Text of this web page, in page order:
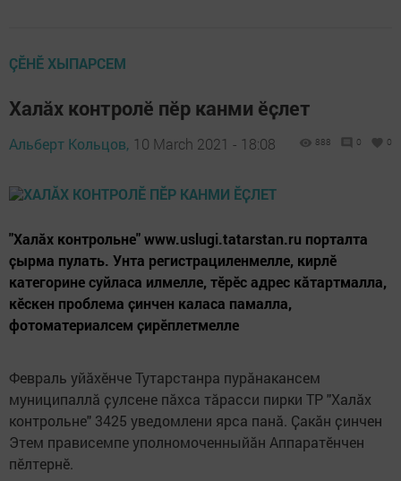
ÇӖНӖ ХЫПАРСЕМ
Халӑх контролӗ пӗр канми ӗҫлет
Альберт Кольцов, 10 March 2021 - 18:08 888 0 0
"Халӑх контрольне" www.uslugi.tatarstan.ru порталта
ҫырма пулать. Унта регистрациленмелле, кирлӗ
категорине суйласа илмелле, тӗрӗс адрес кӑтартмалла,
кӗскен проблема ҫинчен каласа памалла,
фотоматериалсем ҫирӗплетмелле
Февраль уйӑхӗнче Тутарстанра пурӑнакансем
муниципаллӑ ҫулсене пӑхса тӑрасси пирки ТР "Халӑх
контрольне" 3425 уведомлени ярса панӑ. Ҫакӑн ҫинчен
Этем прависемпе уполномоченныйӑн Аппаратӗнчен
пӗлтернӗ.